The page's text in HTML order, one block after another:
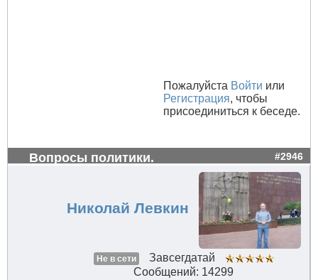
Пожалуйста Войти или
Регистрация, чтобы
присоединиться к беседе.
Вопросы политики. #2946
Николай Левкин
Не в сети
Завсегдатай
Сообщений: 14299